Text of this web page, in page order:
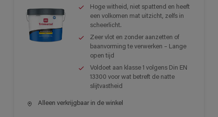
Hoge witheid, niet spattend en heeft
een volkomen mat uitzicht, zelfs in
scheerlicht.
Zeer vlot en zonder aanzetten of
baanvorming te verwerken – Lange
open tijd
Voldoet aan klasse 1 volgens Din EN
13300 voor wat betreft de natte
slijtvastheid
Alleen verkrijgbaar in de winkel